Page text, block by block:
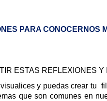
PARA CONOCERNOS
ESTAS REFLEXIONES
y puedas crear tu
que son comunes en